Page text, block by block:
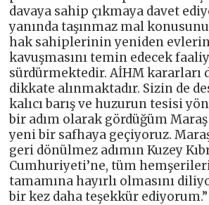
davaya sahip çıkmaya davet
yanında taşınmaz mal
hak sahiplerinin yeniden
kavuşmasını temin edecek
sürdürmektedir. AİHM kararları
dikkate alınmaktadır. Sizin de
kalıcı barış ve huzurun tesisi
bir adım olarak gördüğüm
yeni bir safhaya geçiyoruz.
geri dönülmez adımın Kuzey
Cumhuriyeti’ne, tüm
tamamına hayırlı olmasını
bir kez daha teşekkür ediyorum.”